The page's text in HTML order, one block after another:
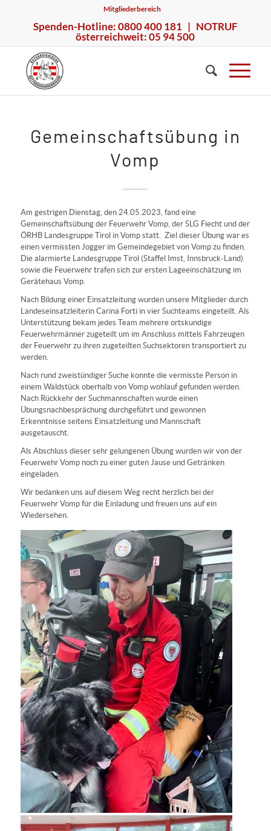
Mitgliederbereich
Spenden-Hotline: 0800 400 181 | NOTRUF
österreichweit: 05 94 500
Gemeinschaftsübung in
Vomp
Am gestrigen Dienstag, den 24.05.2023, fand eine
Gemeinschaftsübung der Feuerwehr Vomp, der SLG Fiecht und der
ÖRHB Landesgruppe Tirol in Vomp statt. Ziel dieser Übung war es
einen vermissten Jogger im Gemeindegebiet von Vomp zu finden.
Die alarmierte Landesgruppe Tirol (Staffel Imst, Innsbruck-Land)
sowie die Feuerwehr trafen sich zur ersten Lageeinschätzung im
Gerätehaus Vomp.
Nach Bildung einer Einsatzleitung wurden unsere Mitglieder durch
Landeseinsatzleiterin Carina Forti in vier Suchteams eingeteilt. Als
Unterstützung bekam jedes Team mehrere ortskundige
Feuerwehrmänner zugeteilt um im Anschluss mittels Fahrzeugen
der Feuerwehr zu ihren zugeteilten Suchsektoren transportiert zu
werden.
Nach rund zweistündiger Suche konnte die vermisste Person in
einem Waldstück oberhalb von Vomp wohlauf gefunden werden.
Nach Rückkehr der Suchmannschaften wurde einen
Übungsnachbesprächung durchgeführt und gewonnen
Erkenntnisse seitens Einsatzleitung und Mannschaft
ausgetauscht.
Als Abschluss dieser sehr gelungenen Übung wurden wir von der
Feuerwehr Vomp noch zu einer guten Jause und Getränken
eingeladen.
Wir bedanken uns auf diesem Weg recht herzlich bei der
Feuerwehr Vomp für die Einladung und freuen uns auf ein
Wiedersehen.